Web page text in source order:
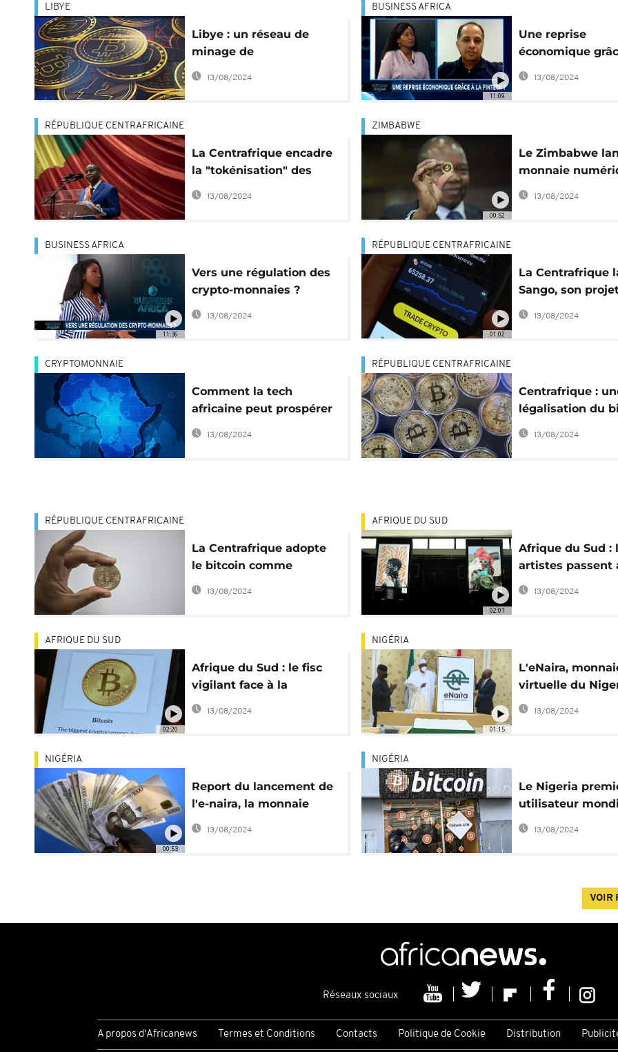
LIBYE
Libye : un réseau de
minage de
cryptomonnaies
démantelé
13/08/2024
11:09
BUSINESS AFRICA
Une reprise
économique
FinTech ?
Africa]
13/08/2024
RÉPUBLIQUE CENTRAFRICAINE
La Centrafrique encadre
la "tokénisation" des
ressources naturelles
13/08/2024
00:52
ZIMBABWE
Le Zimbabwe
monnaie
adossée à l’or
13/08/2024
11:36
BUSINESS AFRICA
Vers une régulation des
crypto-monnaies ?
[Business Africa]
13/08/2024
01:02
RÉPUBLIQUE CENTRAFRICAINE
La Centrafrique
Sango, son
cryptomonnaie
13/08/2024
CRYPTOMONNAIE
Comment la tech
africaine peut prospérer
- et pas seulement en
13/08/2024
RÉPUBLIQUE CENTRAFRICAINE
Centrafrique :
légalisation du
qui rend perplexe
13/08/2024
RÉPUBLIQUE CENTRAFRICAINE
La Centrafrique adopte
le bitcoin comme
monnaie légale
13/08/2024
02:01
AFRIQUE DU SUD
Afrique du Sud :
artistes passent
NFT
13/08/2024
02:20
AFRIQUE DU SUD
Afrique du Sud : le fisc
vigilant face à la
montée des
cryptomonnaies
13/08/2024
01:15
NIGÉRIA
L'eNaira,
virtuelle du
enfin lancée
13/08/2024
00:53
NIGÉRIA
Report du lancement de
l'e-naira, la monnaie
numérique du Nigeria
13/08/2024
NIGÉRIA
Le Nigeria
utilisateur
cryptomonnaies
13/08/2024
VOIR
Réseaux sociaux
A propos d'Africanews Termes et Conditions Contacts Politique de Cookie Distribution